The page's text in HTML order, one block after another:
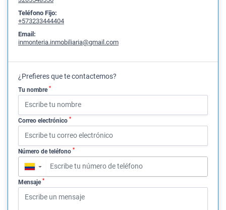
Teléfono Fijo:
+573233444404
Email:
inmonteria.inmobiliaria@gmail.com
¿Prefieres que te contactemos?
Tu nombre *
Correo electrónico *
Número de teléfono *
▼
Mensaje *